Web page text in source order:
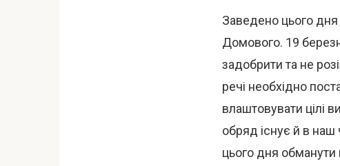
Заведено цього
Домового. 19
задобрити та не
речі необхідно
влаштовувати цілі
обряд існує й в
цього дня